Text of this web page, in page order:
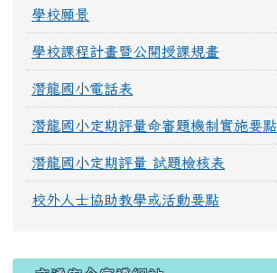
學校願景
學校課程計畫暨公開授課規畫
潛龍國小電話表
潛龍國小定期評量命審題機制實施要點
潛龍國小定期評量 試題檢核表
校外人士協助教學或活動要點